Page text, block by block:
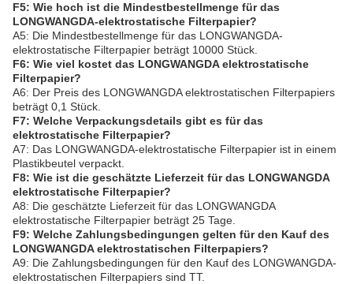
F5: Wie hoch ist die Mindestbestellmenge für das
LONGWANGDA-elektrostatische Filterpapier?
A5: Die Mindestbestellmenge für das LONGWANGDA-
elektrostatische Filterpapier beträgt 10000 Stück.
F6: Wie viel kostet das LONGWANGDA elektrostatische
Filterpapier?
A6: Der Preis des LONGWANGDA elektrostatischen Filterpapiers
beträgt 0,1 Stück.
F7: Welche Verpackungsdetails gibt es für das
elektrostatische Filterpapier?
A7: Das LONGWANGDA-elektrostatische Filterpapier ist in einem
Plastikbeutel verpackt.
F8: Wie ist die geschätzte Lieferzeit für das LONGWANGDA
elektrostatische Filterpapier?
A8: Die geschätzte Lieferzeit für das LONGWANGDA
elektrostatische Filterpapier beträgt 25 Tage.
F9: Welche Zahlungsbedingungen gelten für den Kauf des
LONGWANGDA elektrostatischen Filterpapiers?
A9: Die Zahlungsbedingungen für den Kauf des LONGWANGDA-
elektrostatischen Filterpapiers sind TT.